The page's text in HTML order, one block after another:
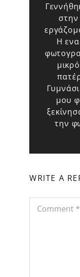
Η
μου
την
WRITE A